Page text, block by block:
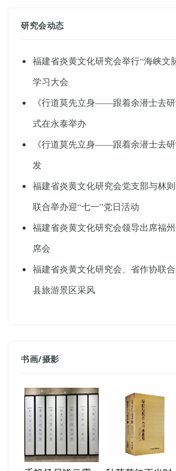
研究会动态
福建省炎黄文化研究会举行“海峡文
学习大会
《行道莫先立身——跟着余潜士去
式在永泰举办
《行道莫先立身——跟着余潜士去
发
福建省炎黄文化研究会党支部与林
联合举办迎“七一”党日活动
福建省炎黄文化研究会领导出席福
席会
福建省炎黄文化研究会、省作协联
县旅游景区采风
书画/摄影